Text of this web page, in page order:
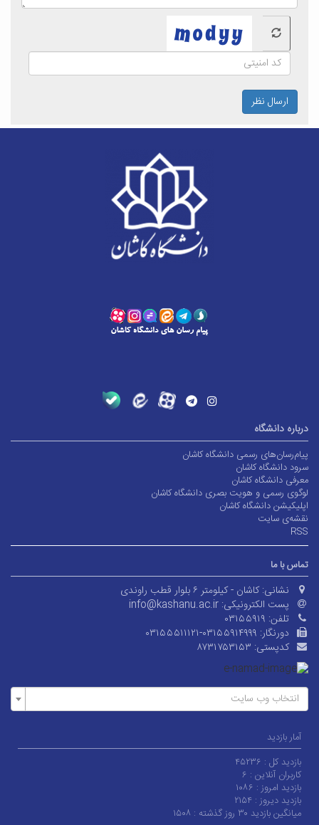
ارسال نظر
درباره دانشگاه
پیام‌رسان‌های رسمی دانشگاه کاشان
سرود دانشگاه کاشان
معرفی دانشگاه کاشان
لوگوی رسمی و هویت بصری دانشگاه کاشان
اپلیکیشن دانشگاه کاشان
نقشه‌ی سایت
RSS
تماس با ما
نشانی: کاشان - کیلومتر ۶ بلوار قطب راوندی
پست الکترونیکی: info@kashanu.ac.ir
تلفن: ۰۳۱۵۵۹۱۹
دورنگار: ۰۳۱۵۵۵۱۱۱۲۱-۰۳۱۵۵۹۱۴۹۹۹
کدپستی: ۸۷۳۱۷۵۳۱۵۳
انتخاب وب سایت
آمار بازدید
بازدید کل : ۴۵۲۳۶
کاربران آنلاین : ۶
بازدید امروز : ۱۰۸۶
بازدید دیروز : ۲۱۵۴
میانگین بازدید ۳۰ روز گذشته :
۱۵۰۸